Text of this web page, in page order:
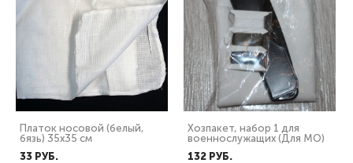
Платок носовой (белый,
бязь) 35х35 см
33 PУБ.
Хозпакет, набор 1 для
военнослужащих (Для МО)
132 PУБ.